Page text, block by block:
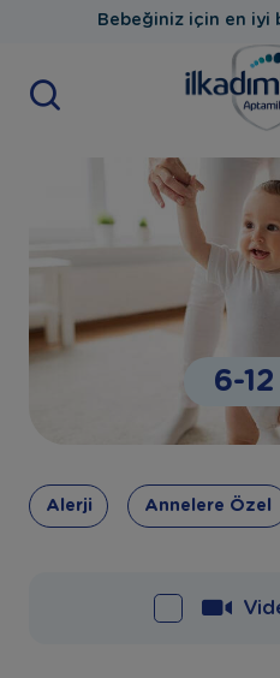
Bebeğiniz için en iyi
6-
Alerji Annelere Özel